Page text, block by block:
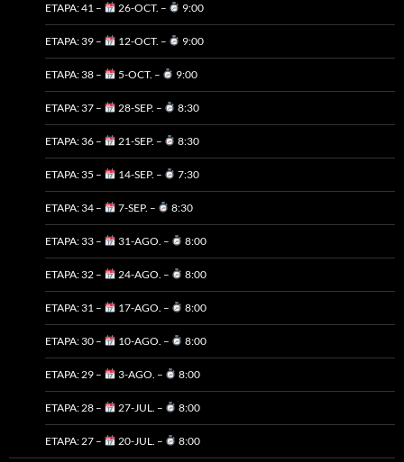
ETAPA: 41 – 26-OCT. – 9:00
ETAPA: 39 – 12-OCT. – 9:00
ETAPA: 38 – 5-OCT. – 9:00
ETAPA: 37 – 28-SEP. – 8:30
ETAPA: 36 – 21-SEP. – 8:30
ETAPA: 35 – 14-SEP. – 7:30
ETAPA: 34 – 7-SEP. – 8:30
ETAPA: 33 – 31-AGO. – 8:00
ETAPA: 32 – 24-AGO. – 8:00
ETAPA: 31 – 17-AGO. – 8:00
ETAPA: 30 – 10-AGO. – 8:00
ETAPA: 29 – 3-AGO. – 8:00
ETAPA: 28 – 27-JUL. – 8:00
ETAPA: 27 – 20-JUL. – 8:00